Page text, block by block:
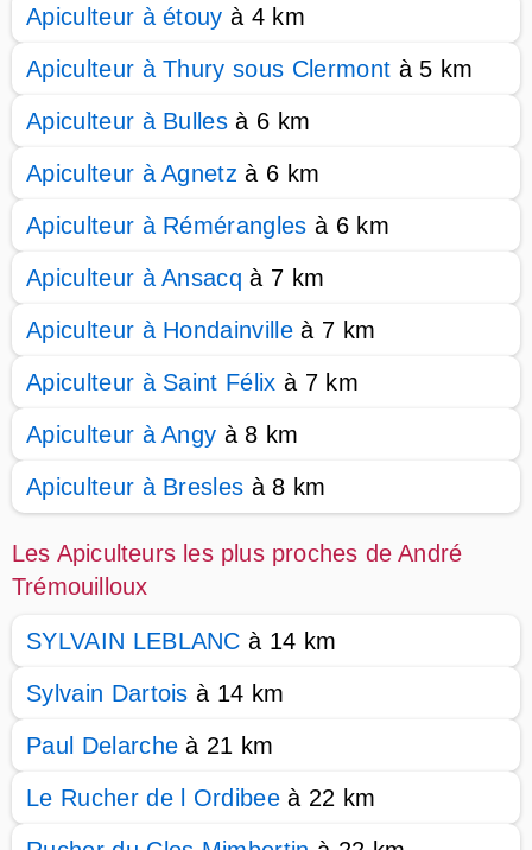
Apiculteur à étouy à 4 km
Apiculteur à Thury sous Clermont à 5 km
Apiculteur à Bulles à 6 km
Apiculteur à Agnetz à 6 km
Apiculteur à Rémérangles à 6 km
Apiculteur à Ansacq à 7 km
Apiculteur à Hondainville à 7 km
Apiculteur à Saint Félix à 7 km
Apiculteur à Angy à 8 km
Apiculteur à Bresles à 8 km
Les Apiculteurs les plus proches de André
Trémouilloux
SYLVAIN LEBLANC à 14 km
Sylvain Dartois à 14 km
Paul Delarche à 21 km
Le Rucher de l Ordibee à 22 km